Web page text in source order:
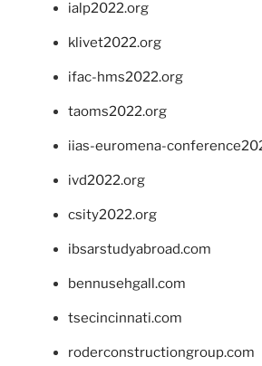
ialp2022.org
klivet2022.org
ifac-hms2022.org
taoms2022.org
iias-euromena-
ivd2022.org
csity2022.org
ibsarstudyabroad.com
bennusehgall.com
tsecincinnati.com
roderconstructiongroup.com